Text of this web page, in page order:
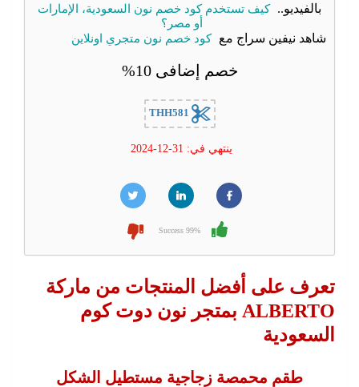
بالفيديو.. كيف تستخدم كود خصم نون السعودية، الإمارات
أو مصر؟
شاهد نيفين سراج مع كود خصم نون متجري اونلاين
خصم إضافى 10%
ينتهي في: 31-12-2024
99% Success
تعرف على أفضل المنتجات من ماركة
ALBERTO بمتجر نون دوت كوم
السعودية
طقم محمصة زجاجية مستطيل الشكل